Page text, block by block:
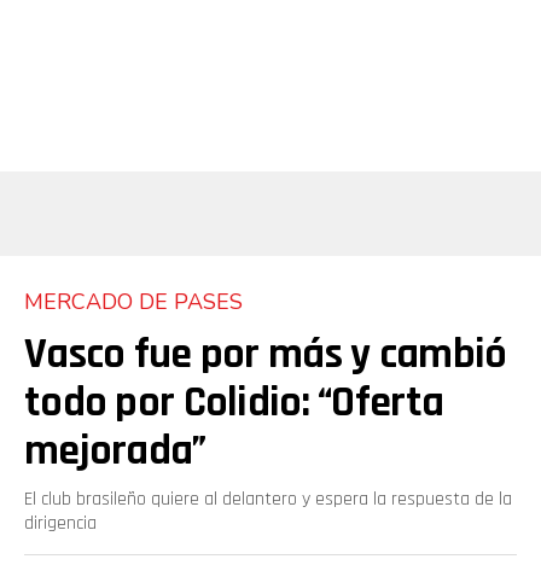
MERCADO DE PASES
Vasco fue por más y cambió
todo por Colidio: “Oferta
mejorada”
El club brasileño quiere al delantero y espera la respuesta de la
dirigencia